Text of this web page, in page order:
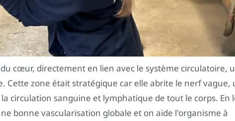
cœur, directement en lien avec le système circulatoire,
Cette zone était stratégique car elle abrite le nerf vague,
circulation sanguine et lymphatique de tout le corps. En
bonne vascularisation globale et on aide l'organisme à